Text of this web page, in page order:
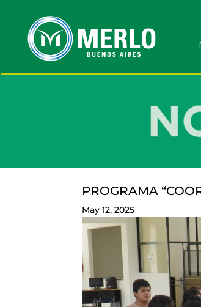
PROGRAMA
May 12, 2025